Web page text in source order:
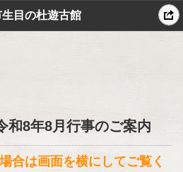
目の杜遊古館
和8年8月行事のご案内
合は画面を横にしてご覧く